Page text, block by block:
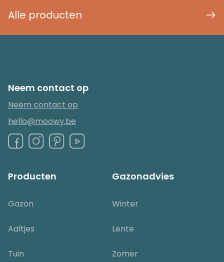
Alle producten
Neem contact op
Neem contact op
hello@moowy.be
Producten
Gazon
Aaltjes
Tuin
Gazonadvies
Winter
Lente
Zomer